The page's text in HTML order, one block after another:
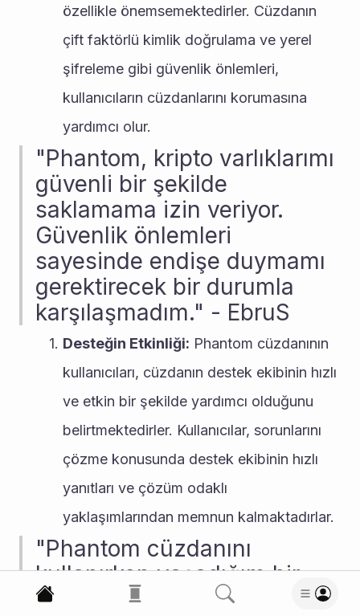
özellikle önemsemektedirler. Cüzdanın
çift faktörlü kimlik doğrulama ve yerel
şifreleme gibi güvenlik önlemleri,
kullanıcıların cüzdanlarını korumasına
yardımcı olur.
"Phantom, kripto varlıklarımı
güvenli bir şekilde
saklamama izin veriyor.
Güvenlik önlemleri
sayesinde endişe duymamı
gerektirecek bir durumla
karşılaşmadım." - EbruS
Desteğin Etkinliği: Phantom cüzdanının
kullanıcıları, cüzdanın destek ekibinin hızlı
ve etkin bir şekilde yardımcı olduğunu
belirtmektedirler. Kullanıcılar, sorunlarını
çözme konusunda destek ekibinin hızlı
yanıtları ve çözüm odaklı
yaklaşımlarından memnun kalmaktadırlar.
"Phantom cüzdanını
kullanırken yaşadığım bir
sorunda hemen destek